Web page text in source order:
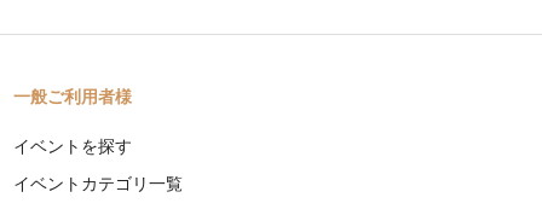
一般ご利用者様
イベントを探す
イベントカテゴリ一覧